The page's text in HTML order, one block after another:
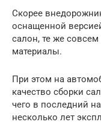
Скорее
оснащенной
салон, те же
материалы.
При этом на
качество сборки
чего в последний
несколько лет